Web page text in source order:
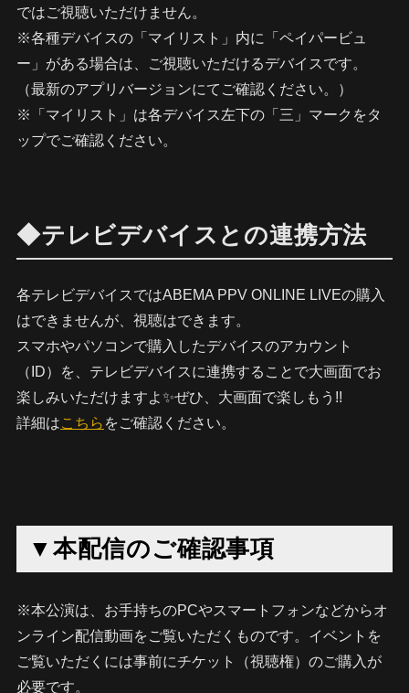
ではご視聴いただけません。
※各種デバイスの「マイリスト」内に「ペイパービュ
ー」がある場合は、ご視聴いただけるデバイスです。
（最新のアプリバージョンにてご確認ください。）
※「マイリスト」は各デバイス左下の「三」マークをタ
ップでご確認ください。
◆テレビデバイスとの連携方法
各テレビデバイスではABEMA PPV ONLINE LIVEの購入
はできませんが、視聴はできます。
スマホやパソコンで購入したデバイスのアカウント
（ID）を、テレビデバイスに連携することで大画面でお
楽しみいただけますよ✨ぜひ、大画面で楽しもう!!
詳細はこちら をご確認ください。
▼本配信のご確認事項
※本公演は、お手持ちのPCやスマートフォンなどからオ
ンライン配信動画をご覧いただくものです。イベントを
ご覧いただくには事前にチケット（視聴権）のご購入が
必要です。